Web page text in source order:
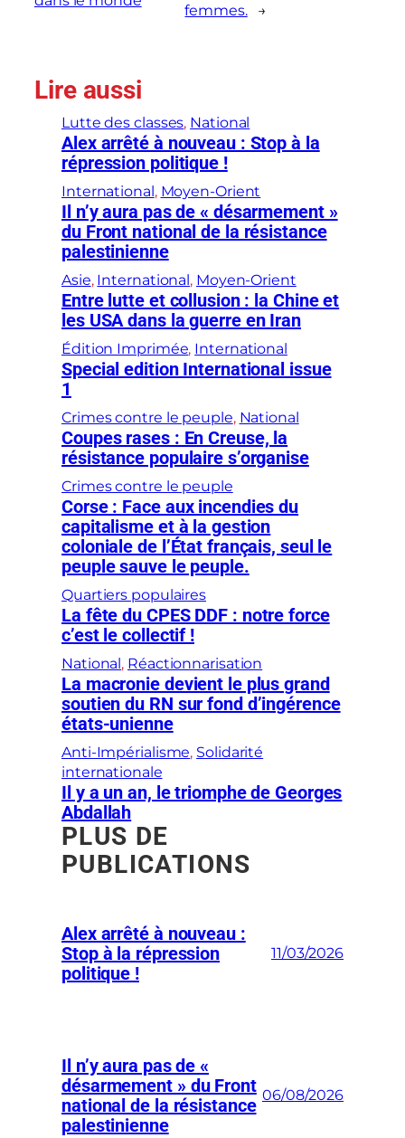
femmes. →
Lire aussi
Lutte des classes, National
Alex arrêté à nouveau : Stop à la
répression politique !
International , Moyen-Orient
Il n’y aura pas de « désarmement »
du Front national de la résistance
palestinienne
Asie, International , Moyen-Orient
Entre lutte et collusion : la Chine et
les USA dans la guerre en Iran
Édition Imprimée, International
Special edition International issue
1
Crimes contre le peuple, National
Coupes rases : En Creuse, la
résistance populaire s’organise
Crimes contre le peuple
Corse : Face aux incendies du
capitalisme et à la gestion
coloniale de l’État français, seul le
peuple sauve le peuple.
Quartiers populaires
La fête du CPES DDF : notre force
c’est le collectif !
National , Réactionnarisation
La macronie devient le plus grand
soutien du RN sur fond d’ingérence
états-unienne
Anti-Impérialisme, Solidarité
internationale
Il y a un an, le triomphe de Georges
Abdallah
PLUS DE
PUBLICATIONS
Alex arrêté à nouveau :
Stop à la répression
politique !
11/03/2026
Il n’y aura pas de «
désarmement » du Front
national de la résistance
palestinienne
06/08/2026